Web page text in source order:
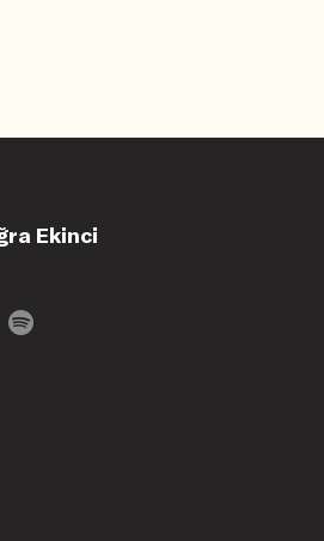
Ekinci